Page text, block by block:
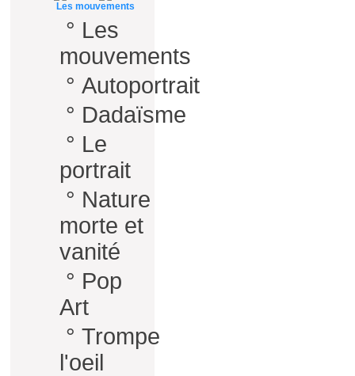
Les mouvements
° Les
mouvements
° Autoportrait
° Dadaïsme
° Le
portrait
° Nature
morte et
vanité
° Pop
Art
° Trompe
l'oeil